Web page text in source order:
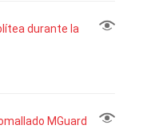
durante la
MGuard